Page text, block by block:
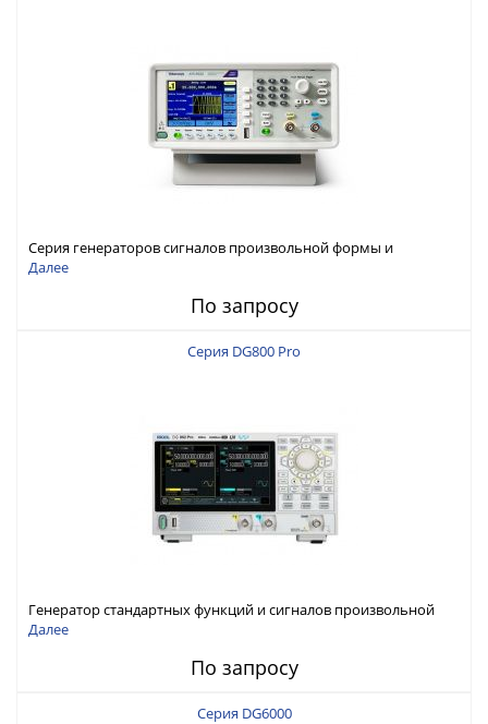
Серия генераторов сигналов произвольной формы и
стандартных функций Tektronix AFG1000
Далее
По запросу
Серия DG800 Pro
Генератор стандартных функций и сигналов произвольной
формы Rigol серии DG800 Pro, до 50 МГц
Далее
По запросу
Серия DG6000